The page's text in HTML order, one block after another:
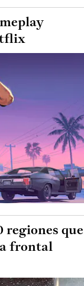
regiones que
frontal